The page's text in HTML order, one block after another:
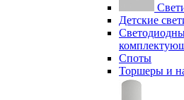
Детские
Споты
Торшеры и